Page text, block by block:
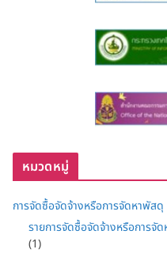
หมวดหมู่
การจัดซื้อจัดจ้างหรือการจัดหาพัสดุ
รายการจัดซื้อจัดจ้างหรือการ
(1)